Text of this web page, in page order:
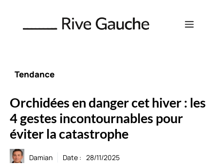
contenu
Menu
Tendance
Orchidées en danger cet hiver : les
4 gestes incontournables pour
éviter la catastrophe
Damian Date : 28/11/2025